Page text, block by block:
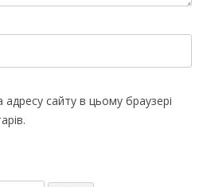
сайту в цьому браузері